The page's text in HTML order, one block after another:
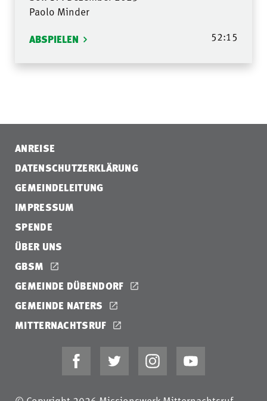
Paolo Minder
ABSPIELEN 52:15
ANREISE
DATENSCHUTZERKLÄRUNG
GEMEINDELEITUNG
IMPRESSUM
SPENDE
ÜBER UNS
GBSM
GEMEINDE DÜBENDORF
GEMEINDE NATERS
MITTERNACHTSRUF